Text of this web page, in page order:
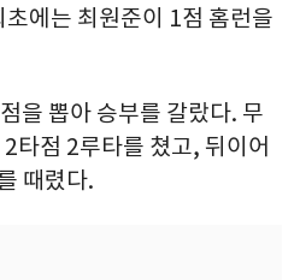
에는 최원준이 1점 홈런을
을 뽑아 승부를 갈랐다. 무
타점 2루타를 쳤고, 뒤이어
때렸다.